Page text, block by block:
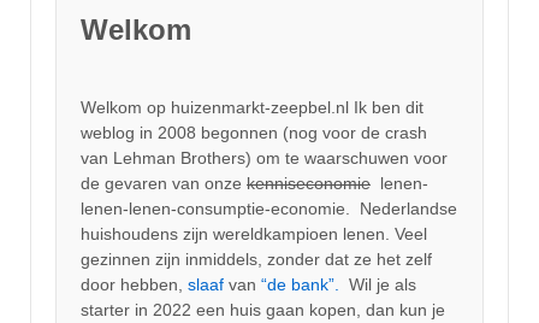
Welkom
Welkom op huizenmarkt-zeepbel.nl Ik ben dit
weblog in 2008 begonnen (nog voor de crash
van Lehman Brothers) om te waarschuwen voor
de gevaren van onze kenniseconomie lenen-
lenen-lenen-consumptie-economie. Nederlandse
huishoudens zijn wereldkampioen lenen. Veel
gezinnen zijn inmiddels, zonder dat ze het zelf
door hebben, slaaf van “de bank”.
Wil je als
starter in 2022 een huis gaan kopen, dan kun je